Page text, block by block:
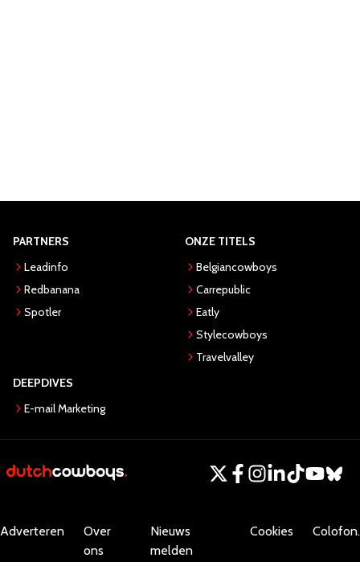
PARTNERS
Leadinfo
Redbanana
Spotler
ONZE TITELS
Belgiancowboys
Carrepublic
Eatly
Stylecowboys
Travelvalley
DEEPDIVES
E-mail Marketing
Adverteren
Over
ons
Nieuws
melden
Cookies Colofon.